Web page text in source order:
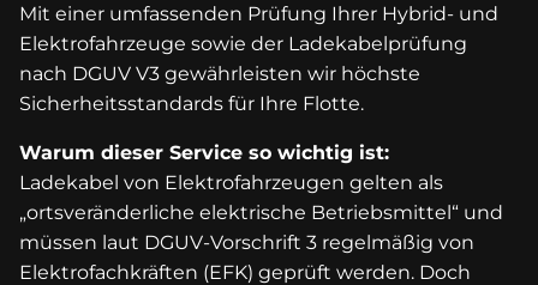
Mit einer umfassenden Prüfung Ihrer Hybrid- und
Elektrofahrzeuge sowie der Ladekabelprüfung
nach DGUV V3 gewährleisten wir höchste
Sicherheitsstandards für Ihre Flotte.
Warum dieser Service so wichtig ist:
Ladekabel von Elektrofahrzeugen gelten als
„ortsveränderliche elektrische Betriebsmittel“ und
müssen laut DGUV-Vorschrift 3 regelmäßig von
Elektrofachkräften (EFK) geprüft werden. Doch